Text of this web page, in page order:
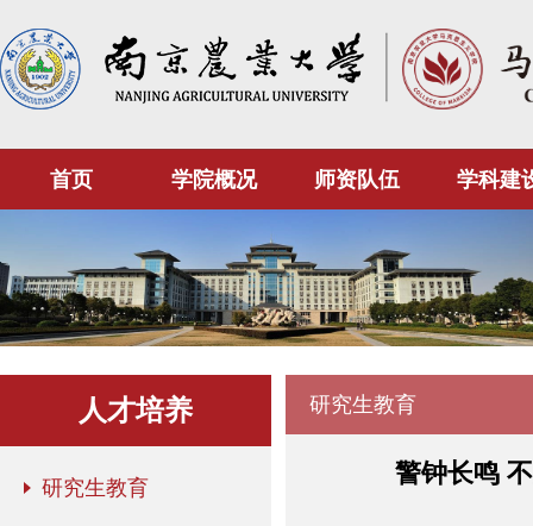
首页 学院概况 师资队伍 学科建
人才培养
研究生教育
研究生教育
警钟长鸣